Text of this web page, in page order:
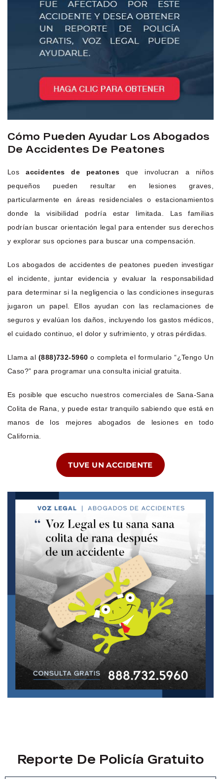
Cómo Pueden Ayudar Los Abogados
De Accidentes De Peatones
Losaccidentes de peatones que involucran a niños
pequeños pueden resultar en lesiones graves,
particularmente en áreas residenciales o estacionamientos
donde la visibilidad podría estar limitada. Las familias
podrían buscar orientación legal para entender sus derechos
y explorar sus opciones para buscar una compensación.
Los abogados de accidentes de peatones pueden investigar
el incidente, juntar evidencia y evaluar la responsabilidad
para determinar si la negligencia o las condiciones inseguras
jugaron un papel. Ellos ayudan con las reclamaciones de
seguros y evalúan los daños, incluyendo los gastos médicos,
el cuidado continuo, el dolor y sufrimiento, y otras pérdidas.
Llama al (888)732-5960 o completa el formulario “¿Tengo Un
Caso?” para programar una consulta inicial gratuita.
Es posible que escucho nuestros comerciales de Sana-Sana
Colita de Rana, y puede estar tranquilo sabiendo que está en
manos de los mejores abogados de lesiones en todo
California.
TUVE UN ACCIDENTE
Reporte De Policía Gratuito